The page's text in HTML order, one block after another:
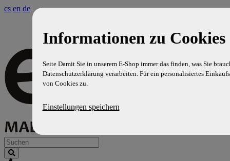
cs en de
Informationen zu Cookies
Seite Damit Sie in unserem E-Shop immer das finden, was Sie
Datenschutzerklärung verarbeiten. Für ein personalisiertes
von Cookies zu.
Einstellungen speichern